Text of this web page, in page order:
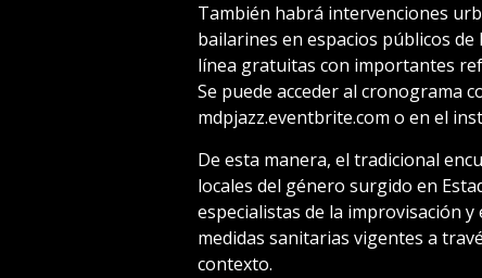
También habrá intervenciones
bailarines en espacios públicos de
línea gratuitas con importantes
Se puede acceder al cronograma
mdpjazz.eventbrite.com o en el
De esta manera, el tradicional
locales del género surgido en
especialistas de la improvisación
medidas sanitarias vigentes a
contexto.